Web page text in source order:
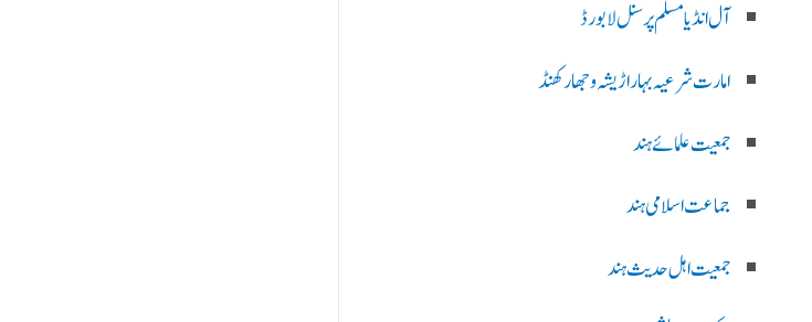
آل انڈیا مسلم پرسنل لا بورڈ
امارت شرعیہ بہار اڑیشہ و جھارکھنڈ
جمعیت علمائے ہند
جماعت اسلامی ہند
جمعیت اہل حدیث ہند